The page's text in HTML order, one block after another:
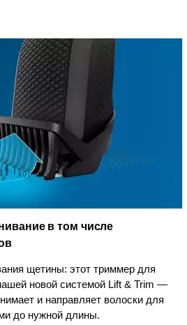
в том числе
щетины: этот триммер для
новой системой Lift & Trim —
и направляет волоски для
до нужной длины.